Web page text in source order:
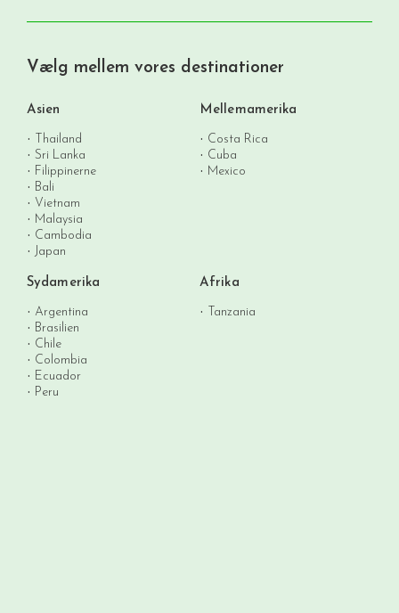
Vælg mellem vores destinationer
Asien
Thailand
Sri Lanka
Filippinerne
Bali
Vietnam
Malaysia
Cambodia
Japan
Mellemamerika
Costa Rica
Cuba
Mexico
Sydamerika
Argentina
Brasilien
Chile
Colombia
Ecuador
Peru
Afrika
Tanzania